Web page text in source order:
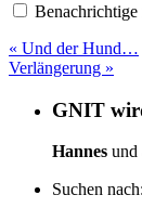
« Und der Hund…
Verlängerung »
GNIT
Hannes und
Suchen nach: